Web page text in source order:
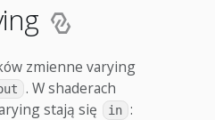
zmienne varying
. W shaderach
stają się
in :